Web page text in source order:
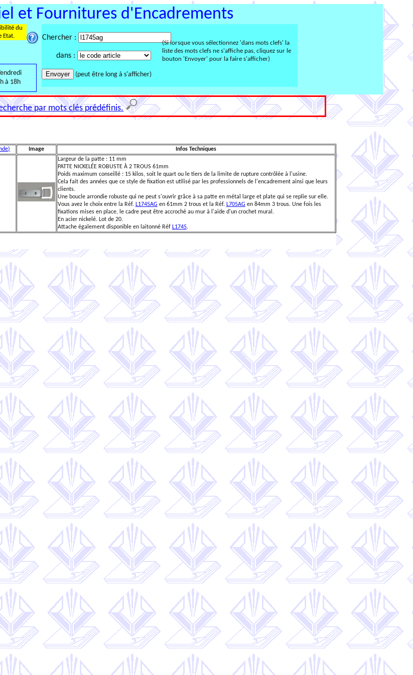
et Fournitures d'Encadrements
à 18h
du
Etat.
Chercher :
dans :
(Si lorsque vous sélectionnez 'dans mots clefs' la
liste des mots clefs ne s'affiche pas, cliquez sur le
bouton 'Envoyer' pour la faire s'afficher)
(peut être long à s'afficher)
par mots clés prédéfinis.
Image Infos Techniques
Largeur de la patte : 11 mm
PATTE NICKELÉE ROBUSTE À 2 TROUS 61mm
Poids maximum conseillé : 15 kilos, soit le quart ou le tiers de la limite de rupture contrôlée à l'usine.
Cela fait des années que ce style de fixation est utilisé par les professionnels de l'encadrement ainsi que leurs
clients.
Une boucle arrondie robuste qui ne peut s'ouvrir grâce à sa patte en métal large et plate qui se replie sur elle.
Vous avez le choix entre la Réf. L1745AG en 61mm 2 trous et la Réf. L705AG en 84mm 3 trous. Une fois les
fixations mises en place, le cadre peut être accroché au mur à l'aide d'un crochet mural.
En acier nickelé. Lot de 20.
Attache également disponible en laitonné Réf L1745.